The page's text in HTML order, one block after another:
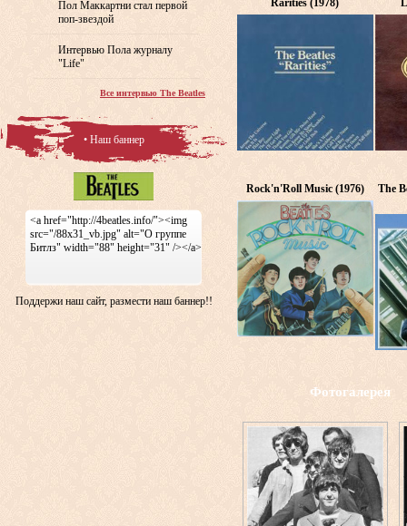
Rarities (1978)
Rock'n'Roll Music (1976) The
Фотогалерея
Пол Маккартни стал первой
поп-звездой
Интервью Пола журналу
"Life"
Все интервью The Beatles
• Наш баннер
<a href="http://4beatles.info/"><img
src="/88x31_vb.jpg" alt="О группе
Битлз" width="88" height="31" /></a>
Поддержи наш сайт, размести наш баннер!!